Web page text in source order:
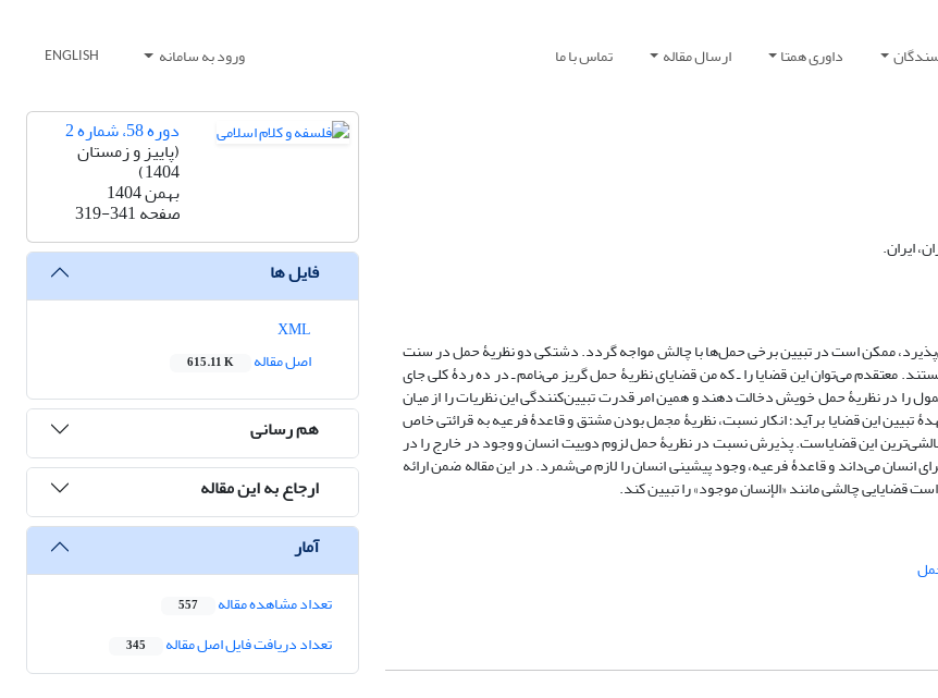
داوری همتا ارسال مقاله تماس با ما ورود به سامانه ENGLISH
ایران.
ممکن است در تبیین برخی حمل‌ها با چالش مواجه گردد. دشتکی دو نظریۀ حمل در سنت
معتقدم می‌توان این قضایا را ـ که من قضایای نظریۀ حمل گریز می‌نامم ـ در ده ردۀ کلی جای
در نظریۀ حمل خویش دخالت دهند و همین امر قدرت تبیین‌کنندگی این نظریات را از میان
این قضایا برآید؛ انکار نسبت، نظریۀ مجمل بودن مشتق و قاعدۀ فرعیه به قرائتی خاص
این قضایاست. پذیرش نسبت در نظریۀ حمل لزوم دوییت انسان و وجود در خارج را در
انسان می‌داند و قاعدۀ فرعیه، وجود پیشینی انسان را لازم می‌شمرد. در این مقاله ضمن ارائه
چالشی مانند «الإنسان موجود» را تبیین کند.
دوره 58، شماره 2
(پاییز و زمستان
1404)
بهمن 1404
صفحه319-341
فایل ها
اصل مقاله
615.11 K
هم رسانی
ارجاع به این مقاله
آمار
تعداد مشاهده مقاله 557
تعداد دریافت فایل اصل مقاله 345